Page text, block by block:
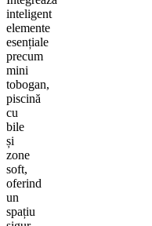
inteligent
elemente
esențiale
precum
mini
tobogan,
piscină
cu
bile
și
zone
soft,
oferind
un
spațiu